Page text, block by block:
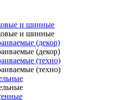
и шинные
и шинные
(декор)
(декор)
(техно)
(техно)